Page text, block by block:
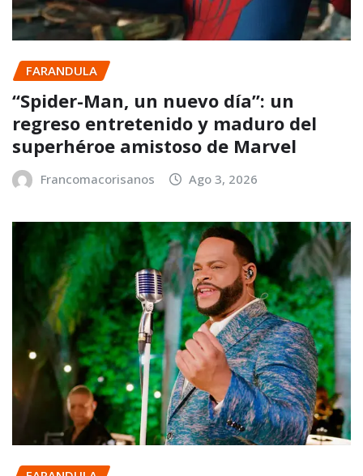
FARANDULA
“Spider-Man, un nuevo día”: un
regreso entretenido y maduro del
superhéroe amistoso de Marvel
Francomacorisanos Ago 3, 2026